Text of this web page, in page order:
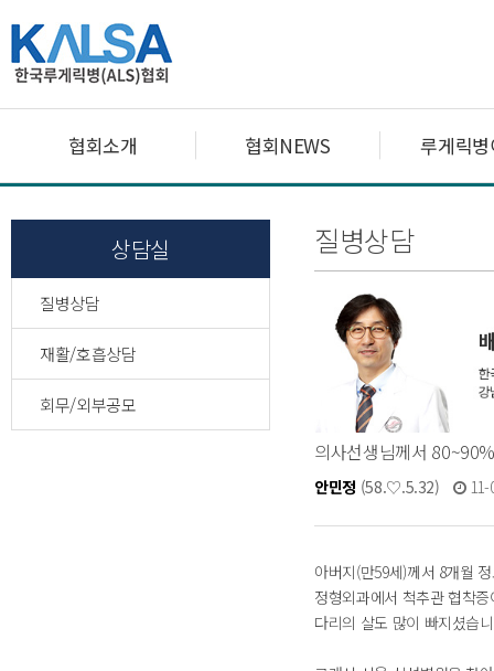
협회소개 협회NEWS 루게릭
상담실
질병상담
재활/호흡상담
회무/외부공모
질병상담
의사선생님께서
안민정 (58.♡.5.32)
아버지(만59세)께서 8개월
정형외과에서 척추관 협착
다리의 살도 많이 빠지셨습